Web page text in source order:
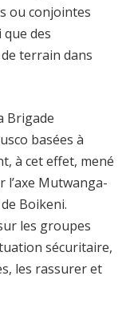
ou conjointes
des
terrain dans
Brigade
basées à
à cet effet, mené
Mutwanga-
Boikeni.
les groupes
sécuritaire,
les rassurer et